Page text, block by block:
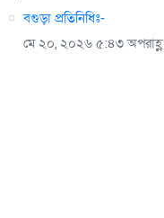
বগুড়া প্রতিনিধিঃ-
মে ২০, ২০২৬ ৫:৪৩ অপরাহ্ণ